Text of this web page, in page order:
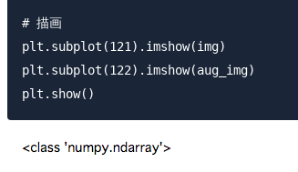
# 描画
plt.subplot(121).imshow(img)
plt.subplot(122).imshow(aug_img)